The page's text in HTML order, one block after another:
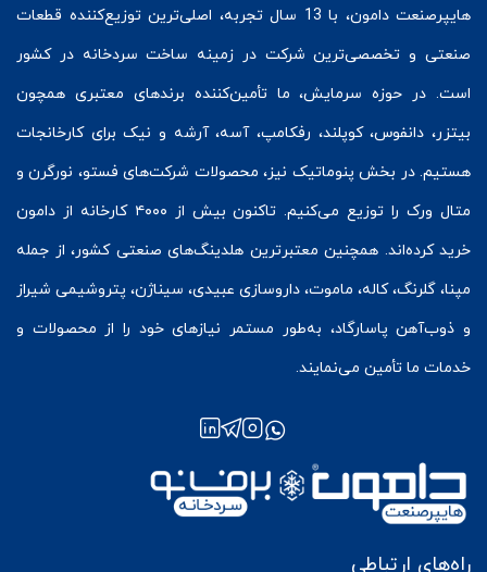
هایپرصنعت
دامون، با 13 سال تجربه، اصلی‌ترین توزیع‌کننده قطعات
صنعتی و تخصصی‌ترین شرکت در زمینه ساخت سردخانه در کشور
است. در حوزه سرمایش، ما تأمین‌کننده برندهای معتبری همچون
بیتزر، دانفوس،کوپلند، رفکامپ، آسه، آرشه و نیک برای کارخانجات
هستیم. در بخش پنوماتیک نیز، محصولات شرکت‌های فستو، نورگرن و
متال ورک
را توزیع می‌کنیم. تاکنون بیش از ۴۰۰۰ کارخانه از دامون
خرید کرده‌اند. همچنین معتبرترین هلدینگ‌های صنعتی کشور، از جمله
مپنا، گلرنگ، کاله، ماموت، داروسازی عبیدی، سیناژن، پتروشیمی شیراز
و ذوب‌آهن پاسارگاد، به‌طور مستمر نیازهای خود را از محصولات و
خدمات ما تأمین می‌نمایند.
راه‌های ارتباطی